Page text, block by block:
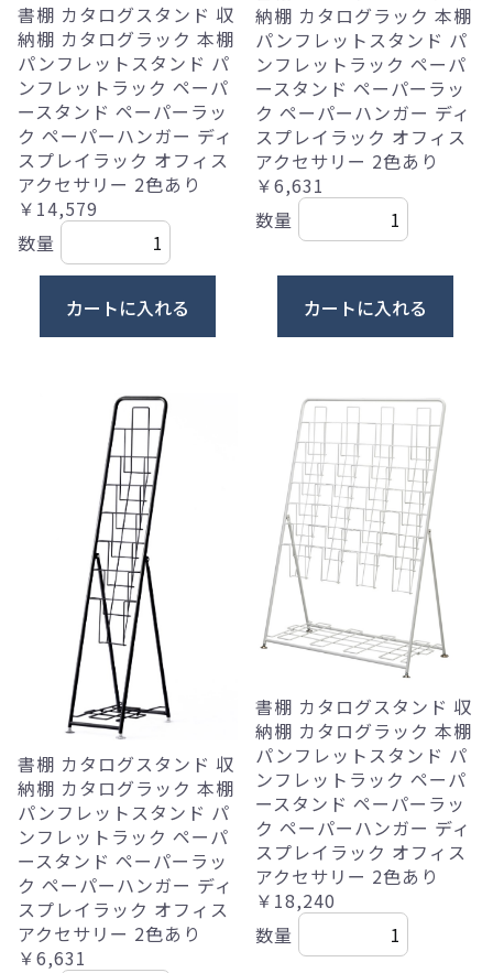
書棚 カタログスタンド 収
納棚 カタログラック 本棚
パンフレットスタンド パ
ンフレットラック ペーパ
ースタンド ペーパーラッ
ク ペーパーハンガー ディ
スプレイラック オフィス
アクセサリー 2色あり
￥14,579
数量
カートに入れる
納棚 カタログラック 本棚
パンフレットスタンド パ
ンフレットラック ペーパ
ースタンド ペーパーラッ
ク ペーパーハンガー ディ
スプレイラック オフィス
アクセサリー 2色あり
￥6,631
数量
カートに入れる
書棚 カタログスタンド 収
納棚 カタログラック 本棚
パンフレットスタンド パ
ンフレットラック ペーパ
ースタンド ペーパーラッ
ク ペーパーハンガー ディ
スプレイラック オフィス
アクセサリー 2色あり
￥6,631
書棚 カタログスタンド 収
納棚 カタログラック 本棚
パンフレットスタンド パ
ンフレットラック ペーパ
ースタンド ペーパーラッ
ク ペーパーハンガー ディ
スプレイラック オフィス
アクセサリー 2色あり
￥18,240
数量